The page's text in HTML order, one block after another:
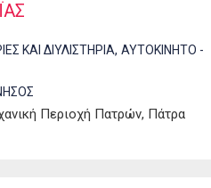
ΚΑΙ ΔΙΥΛΙΣΤΗΡΙΑ, ΑΥΤΟΚΙΝΗΤΟ -
Περιοχή Πατρών, Πάτρα